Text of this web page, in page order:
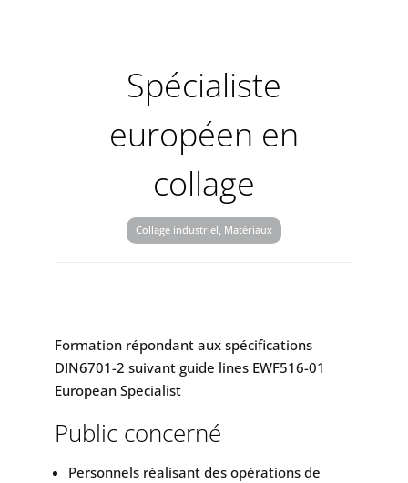
Spécialiste
européen en
collage
Collage industriel, Matériaux
Formation répondant aux spécifications
DIN6701-2 suivant guide lines EWF516-01
European Specialist
Public concerné
Personnels réalisant des opérations de